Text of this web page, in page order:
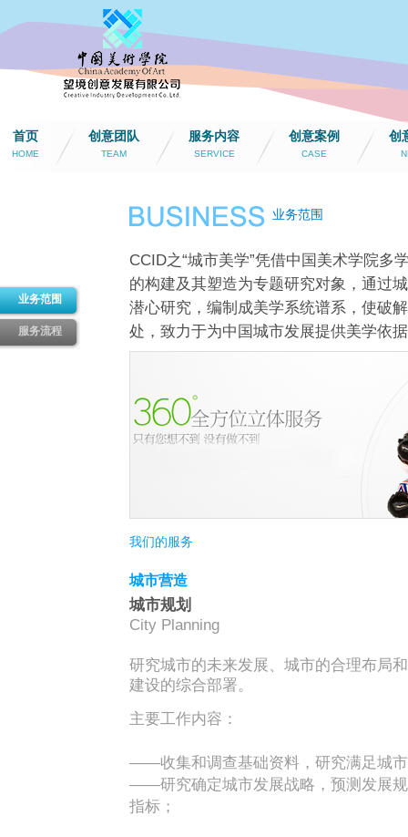
首页
HOME
创意团队
TEAM
服务内容
SERVICE
创意案例
CASE
创
业务范围
服务流程
业务范围
CCID之“城市美学”凭借中国美术学院多
的构建及其塑造为专题研究对象，通过
潜心研究，编制成美学系统谱系，使破
处，致力于为中国城市发展提供美学依
我们的服务
城市营造
城市规划
City Planning
研究城市的未来发展、城市的合理布局
建设的综合部署。
主要工作内容：
——收集和调查基础资料，研究满足城
——研究确定城市发展战略，预测发展
指标；